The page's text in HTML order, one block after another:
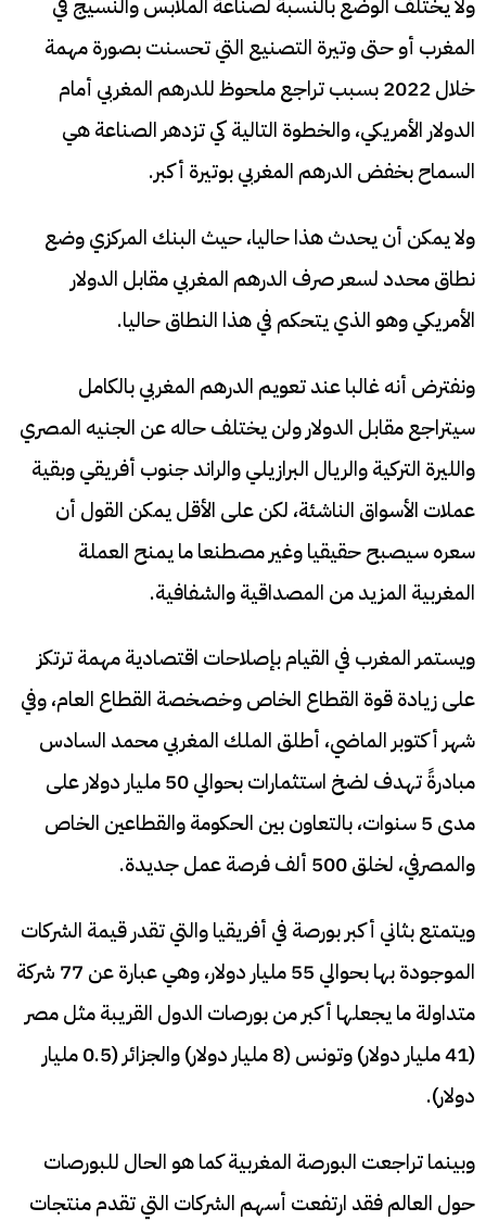
المغرب أو حتى وتيرة التصنيع التي تحسنت بصورة مهمة
خلال 2022 بسبب تراجع ملحوظ للدرهم المغربي أمام
الدولار الأمريكي، والخطوة التالية كي تزدهر الصناعة هي
السماح بخفض الدرهم المغربي بوتيرة أكبر.
ولا يمكن أن يحدث هذا حاليا، حيث البنك المركزي وضع
نطاق محدد لسعر صرف الدرهم المغربي مقابل الدولار
الأمريكي وهو الذي يتحكم في هذا النطاق حاليا.
ونفترض أنه غالبا عند تعويم الدرهم المغربي بالكامل
سيتراجع مقابل الدولار ولن يختلف حاله عن الجنيه المصري
والليرة التركية والريال البرازيلي والراند جنوب أفريقي وبقية
عملات الأسواق الناشئة، لكن على الأقل يمكن القول أن
سعره سيصبح حقيقيا وغير مصطنعا ما يمنح العملة
المغربية المزيد من المصداقية والشفافية.
ويستمر المغرب في القيام بإصلاحات اقتصادية مهمة ترتكز
على زيادة قوة القطاع الخاص وخصخصة القطاع العام، وفي
شهر أكتوبر الماضي، أطلق الملك المغربي محمد السادس
مبادرةً تهدف لضخ استثمارات بحوالي 50 مليار دولار على
مدى 5 سنوات، بالتعاون بين الحكومة والقطاعين الخاص
والمصرفي، لخلق 500 ألف فرصة عمل جديدة.
ويتمتع بثاني أكبر بورصة في أفريقيا والتي تقدر قيمة الشركات
الموجودة بها بحوالي 55 مليار دولار، وهي عبارة عن 77 شركة
متداولة ما يجعلها أكبر من بورصات الدول القريبة مثل مصر
(41 مليار دولار) وتونس (8 مليار دولار) والجزائر (0.5 مليار
دولار).
وبينما تراجعت البورصة المغربية كما هو الحال للبورصات
حول العالم فقد ارتفعت أسهم الشركات التي تقدم منتجات